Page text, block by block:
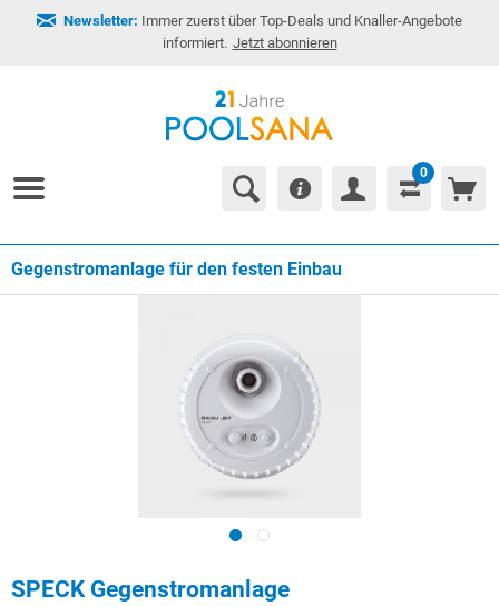
Newsletter: Immer zuerst über Top-Deals und Knaller-Angebote
informiert. Jetzt abonnieren
0
Gegenstromanlage für den festen Einbau
SPECK Gegenstromanlage